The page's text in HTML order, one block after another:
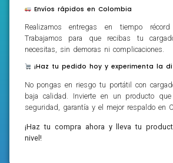
Envíos rápidos en Colombia
Realizamos entregas en tiempo
Trabajamos para que recibas tu
necesitas, sin demoras ni complicaciones.
¡Haz tu pedido hoy y experimenta la
No pongas en riesgo tu portátil con
baja calidad. Invierte en un producto que
seguridad, garantía y el mejor respaldo en
¡Haz tu compra ahora y lleva tu
nivel!